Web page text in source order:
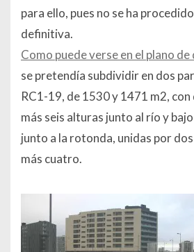
para ello, pues no se ha
definitiva.
Como puede verse en el plano
se pretendía subdividir en dos
RC1-19, de 1530 y 1471 m2,
más seis alturas junto al río y
junto a la rotonda, unidas por
más cuatro.